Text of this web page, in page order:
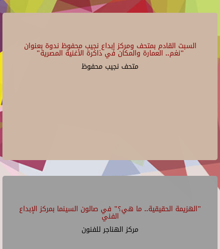
السبت القادم بمتحف ومركز إبداع نجيب محفوظ ندوة بعنوان
"نغم.. العمارة والمكان في ذاكرة الأغنية المصرية"
متحف نجيب محفوظ
"الهزيمة الحقيقية.. ما هي؟" في صالون السينما بمركز الإبداع
الفني
مركز الهناجر للفنون